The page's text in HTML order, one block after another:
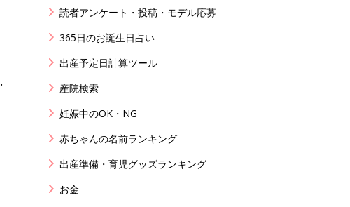
読者アンケート・投稿・モデル応募
365日のお誕生日占い
出産予定日計算ツール
産院検索
妊娠中のOK・NG
赤ちゃんの名前ランキング
出産準備・育児グッズランキング
お金